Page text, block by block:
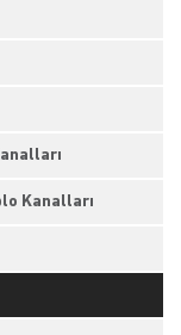
Kanalları